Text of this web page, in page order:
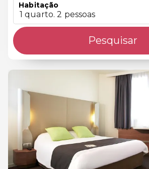
Habitação
1 quarto. 2 pessoas
Pesquisar